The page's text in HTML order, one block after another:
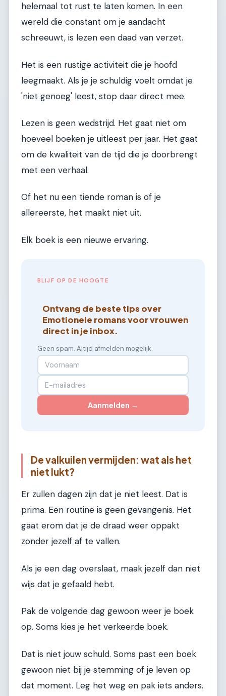
helemaal tot rust te laten komen. In een
wereld die constant om je aandacht
schreeuwt, is lezen een daad van verzet.
Het is een rustige activiteit die je hoofd
leegmaakt. Als je je schuldig voelt omdat je
'niet genoeg' leest, stop daar direct mee.
Lezen is geen wedstrijd. Het gaat niet om
hoeveel boeken je uitleest per jaar. Het gaat
om de kwaliteit van de tijd die je doorbrengt
met een verhaal.
Of het nu een tiende roman is of je
allereerste, het maakt niet uit.
Elk boek is een nieuwe ervaring.
BLIJF OP DE HOOGTE
Ontvang de beste tips over
Emotionele romans voor vrouwen
direct in je inbox.
Geen spam. Altijd afmelden mogelijk.
Aanmelden →
De valkuilen vermijden: wat als het
niet lukt?
Er zullen dagen zijn dat je niet leest. Dat is
prima. Een routine is geen gevangenis. Het
gaat erom dat je de draad weer oppakt
zonder jezelf af te vallen.
Als je een dag overslaat, maak jezelf dan niet
wijs dat je gefaald hebt.
Pak de volgende dag gewoon weer je boek
op. Soms kies je het verkeerde boek.
Dat is niet jouw schuld. Soms past een boek
gewoon niet bij je stemming of je leven op
dat moment. Leg het weg en pak iets anders.